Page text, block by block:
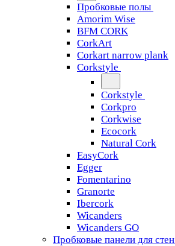
Пробковые полы
Amorim Wise
BFM CORK
CorkArt
Corkart narrow plank
Corkstyle
Corkstyle
Corkpro
Corkwise
Ecocork
Natural Cork
EasyCork
Egger
Fomentarino
Granorte
Ibercork
Wicanders
Wicanders GO
Пробковые панели для стен